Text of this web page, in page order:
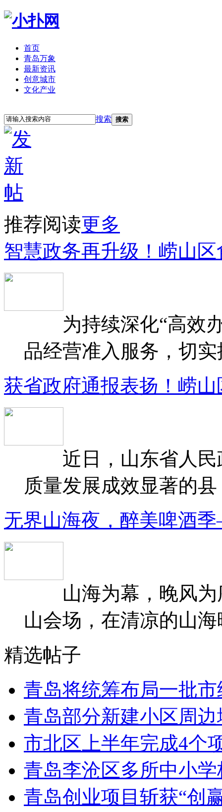
首页
青岛万象
最新资讯
创意城市
文化产业
搜索 搜索
推荐阅读更多
智慧政务再升级！崂山
为持续深化“高效办
品经营准入服务，切
获省政府通报表扬！崂
近日，山东省人民
质量发展成效显著的
无界山海夜，醉美啤酒
山海为幕，晚风为
山会场，在清凉的山
精选帖子
青岛将统筹布局一批市
青岛部分新建小区周
市北区上半年完成4个
青岛李沧区多所中小
青岛创业项目斩获“创